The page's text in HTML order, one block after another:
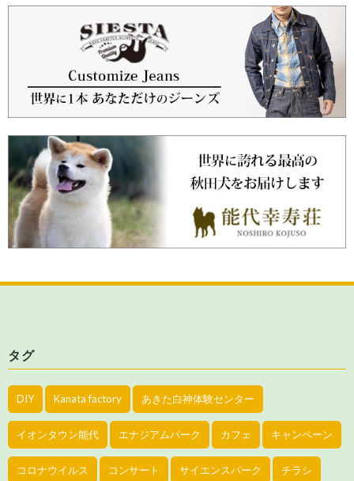
タグ
DIY Kanata factory あきた白神体験センター
イオンタウン能代 エナジアムパーク カフェ キャンペーン
コロナウイルス コンサート サイエンスパーク チラシ